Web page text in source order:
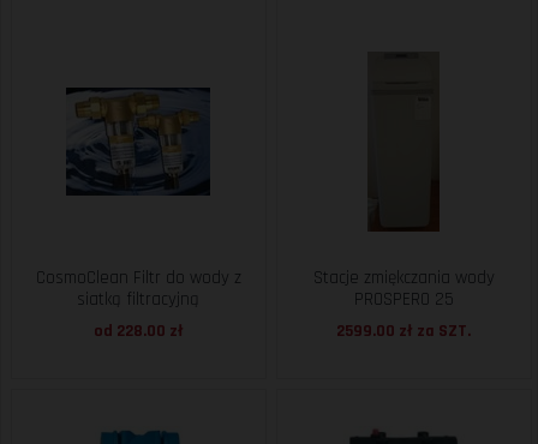
CosmoClean Filtr do wody z
siatką filtracyjną
od 228.00 zł
Stacje zmiękczania wody
PROSPERO 25
2599.00 zł za SZT.